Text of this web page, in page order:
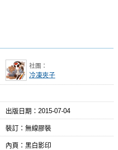
社團：
冷凍夾子
出版日期： 2015-07-04
裝訂：無線膠裝
內頁：黑白影印